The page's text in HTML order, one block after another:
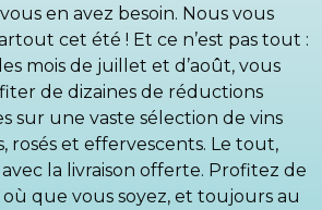
en avez besoin. Nous vous
cet été ! Et ce n’est pas tout :
mois de juillet et d’août, vous
de dizaines de réductions
sur une vaste sélection de vins
rosés et effervescents. Le tout,
la livraison offerte. Profitez de
où que vous soyez, et toujours au